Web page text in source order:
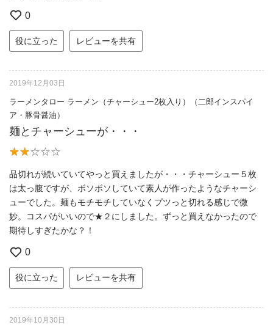
0
役に立った レビューを共有
2019年12月03日
ラーメンタロー ラーメン（チャーシュー2枚入り）（二郎インスパイ
ア・豚骨醤油）
麺とチャーシューが・・・
品切れが続いていてやっと買えましたが・・・チャーシュー５枚
は太っ腹ですが、ボソボソしていて素人が作ったようなチャーシ
ューでした。麺もモチモチしていなくプツっと切れる感じで微
妙。コスパがいいので★２にしました。ずっと買えなかったので
期待しすぎたかな？！
0
役に立った レビューを共有
2019年10月30日